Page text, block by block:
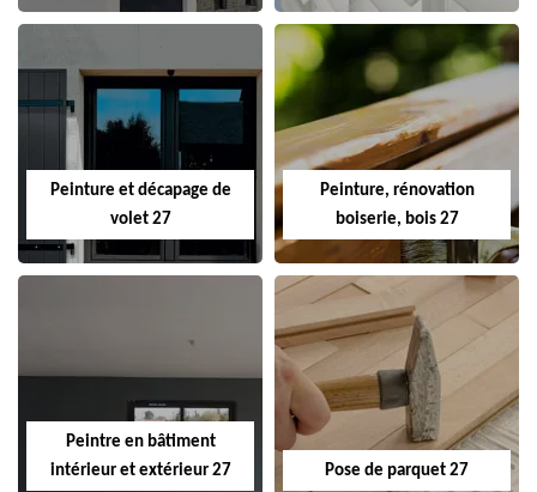
Peinture et décapage de
volet 27
Peinture, rénovation
boiserie, bois 27
Peintre en bâtiment
intérieur et extérieur 27
Pose de parquet 27